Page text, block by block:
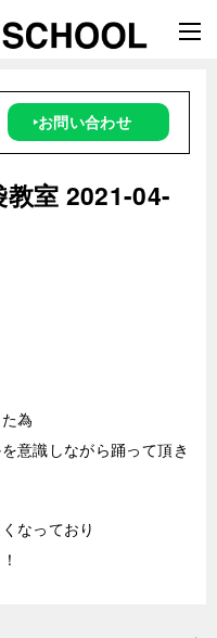
‣お問い合わせ
教室 2021-04-
為
意識しながら踊って頂き
なっており